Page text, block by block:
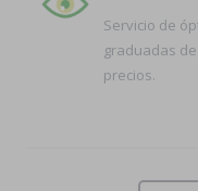
Servicio de
graduadas
precios.